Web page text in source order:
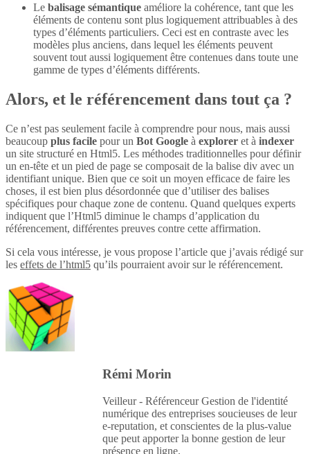
Le balisage sémantique améliore la cohérence, tant que les
éléments de contenu sont plus logiquement attribuables à des
types d’éléments particuliers. Ceci est en contraste avec les
modèles plus anciens, dans lequel les éléments peuvent
souvent tout aussi logiquement être contenues dans toute une
gamme de types d’éléments différents.
Alors, et le référencement dans tout ça ?
Ce n’est pas seulement facile à comprendre pour nous, mais aussi
beaucoup plus facile pour un Bot Google à explorer et à indexer
un site structuré en Html5. Les méthodes traditionnelles pour définir
un en-tête et un pied de page se composait de la balise div avec un
identifiant unique. Bien que ce soit un moyen efficace de faire les
choses, il est bien plus désordonnée que d’utiliser des balises
spécifiques pour chaque zone de contenu. Quand quelques experts
indiquent que l’Html5 diminue le champs d’application du
référencement, différentes preuves contre cette affirmation.
Si cela vous intéresse, je vous propose l’article que j’avais rédigé sur
les effets de l’html5 qu’ils pourraient avoir sur le référencement.
Rémi Morin
Veilleur - Référenceur Gestion de l'identité
numérique des entreprises soucieuses de leur
e-reputation, et conscientes de la plus-value
que peut apporter la bonne gestion de leur
présence en ligne.